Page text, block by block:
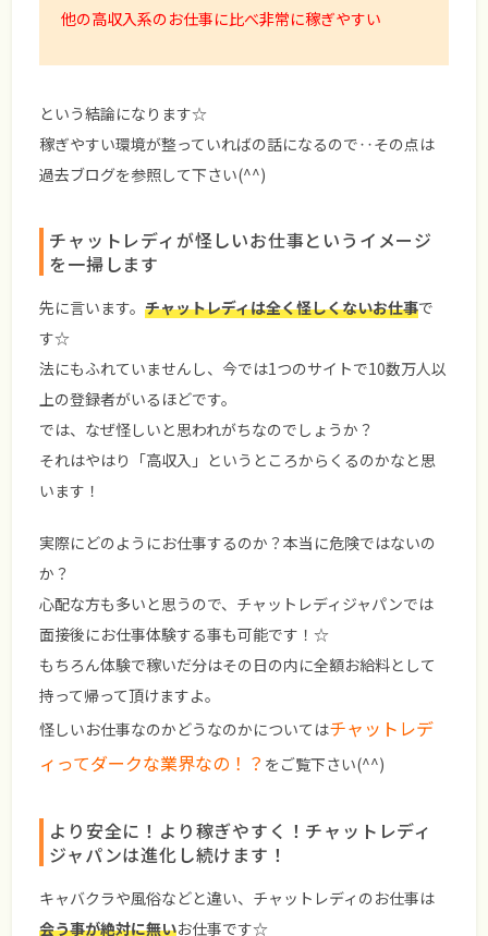
他の高収入系のお仕事に比べ非常に稼ぎやすい
という結論になります☆
稼ぎやすい環境が整っていればの話になるので‥その点は
過去ブログを参照して下さい(^^)
チャットレディが怪しいお仕事というイメージ
を一掃します
先に言います。チャットレディは全く怪しくないお仕事で
す☆
法にもふれていませんし、今では1つのサイトで10数万人以
上の登録者がいるほどです。
では、なぜ怪しいと思われがちなのでしょうか？
それはやはり 「高収入」 というところからくるのかなと思
います！
実際にどのようにお仕事するのか？本当に危険ではないの
か？
心配な方も多いと思うので、チャットレディジャパンでは
面接後にお仕事体験する事も可能です！☆
もちろん体験で稼いだ分はその日の内に全額お給料として
持って帰って頂けますよ。
怪しいお仕事なのかどうなのかについてはチャットレデ
ィってダークな業界なの！？ をご覧下さい(^^)
より安全に！より稼ぎやすく！チャットレディ
ジャパンは進化し続けます！
キャバクラや風俗などと違い、チャットレディのお仕事は
会う事が絶対に無いお仕事です☆